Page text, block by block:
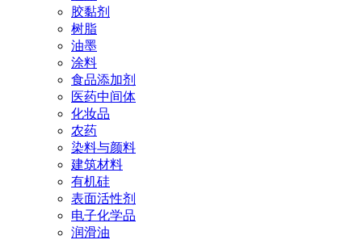
胶黏剂
树脂
油墨
涂料
食品添加剂
医药中间体
化妆品
农药
染料与颜料
建筑材料
有机硅
表面活性剂
电子化学品
润滑油